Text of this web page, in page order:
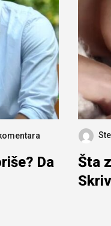
Da
Šta